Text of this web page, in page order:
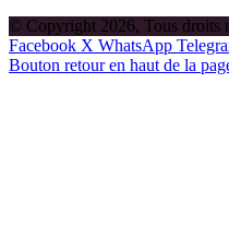
© Copyright 2026, Tous droits
Facebook X WhatsApp
Bouton retour en haut de la